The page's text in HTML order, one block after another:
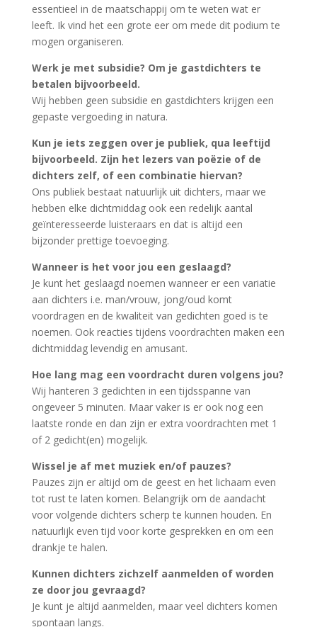
essentieel in de maatschappij om te weten wat er
leeft. Ik vind het een grote eer om mede dit podium te
mogen organiseren.
Werk je met subsidie? Om je gastdichters te
betalen bijvoorbeeld.
Wij hebben geen subsidie en gastdichters krijgen een
gepaste vergoeding in natura.
Kun je iets zeggen over je publiek, qua leeftijd
bijvoorbeeld. Zijn het lezers van poëzie of de
dichters zelf, of een combinatie hiervan?
Ons publiek bestaat natuurlijk uit dichters, maar we
hebben elke dichtmiddag ook een redelijk aantal
geïnteresseerde luisteraars en dat is altijd een
bijzonder prettige toevoeging.
Wanneer is het voor jou een geslaagd?
Je kunt het geslaagd noemen wanneer er een variatie
aan dichters i.e. man/vrouw, jong/oud komt
voordragen en de kwaliteit van gedichten goed is te
noemen. Ook reacties tijdens voordrachten maken een
dichtmiddag levendig en amusant.
Hoe lang mag een voordracht duren volgens jou?
Wij hanteren 3 gedichten in een tijdsspanne van
ongeveer 5 minuten. Maar vaker is er ook nog een
laatste ronde en dan zijn er extra voordrachten met 1
of 2 gedicht(en) mogelijk.
Wissel je af met muziek en/of pauzes?
Pauzes zijn er altijd om de geest en het lichaam even
tot rust te laten komen. Belangrijk om de aandacht
voor volgende dichters scherp te kunnen houden. En
natuurlijk even tijd voor korte gesprekken en om een
drankje te halen.
Kunnen dichters zichzelf aanmelden of worden
ze door jou gevraagd?
Je kunt je altijd aanmelden, maar veel dichters komen
spontaan langs.